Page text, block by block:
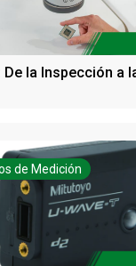
De la Inspección a
de Medición